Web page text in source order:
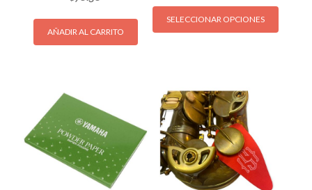
AÑADIR AL CARRITO
SELECCIONAR OPCIONES
Este